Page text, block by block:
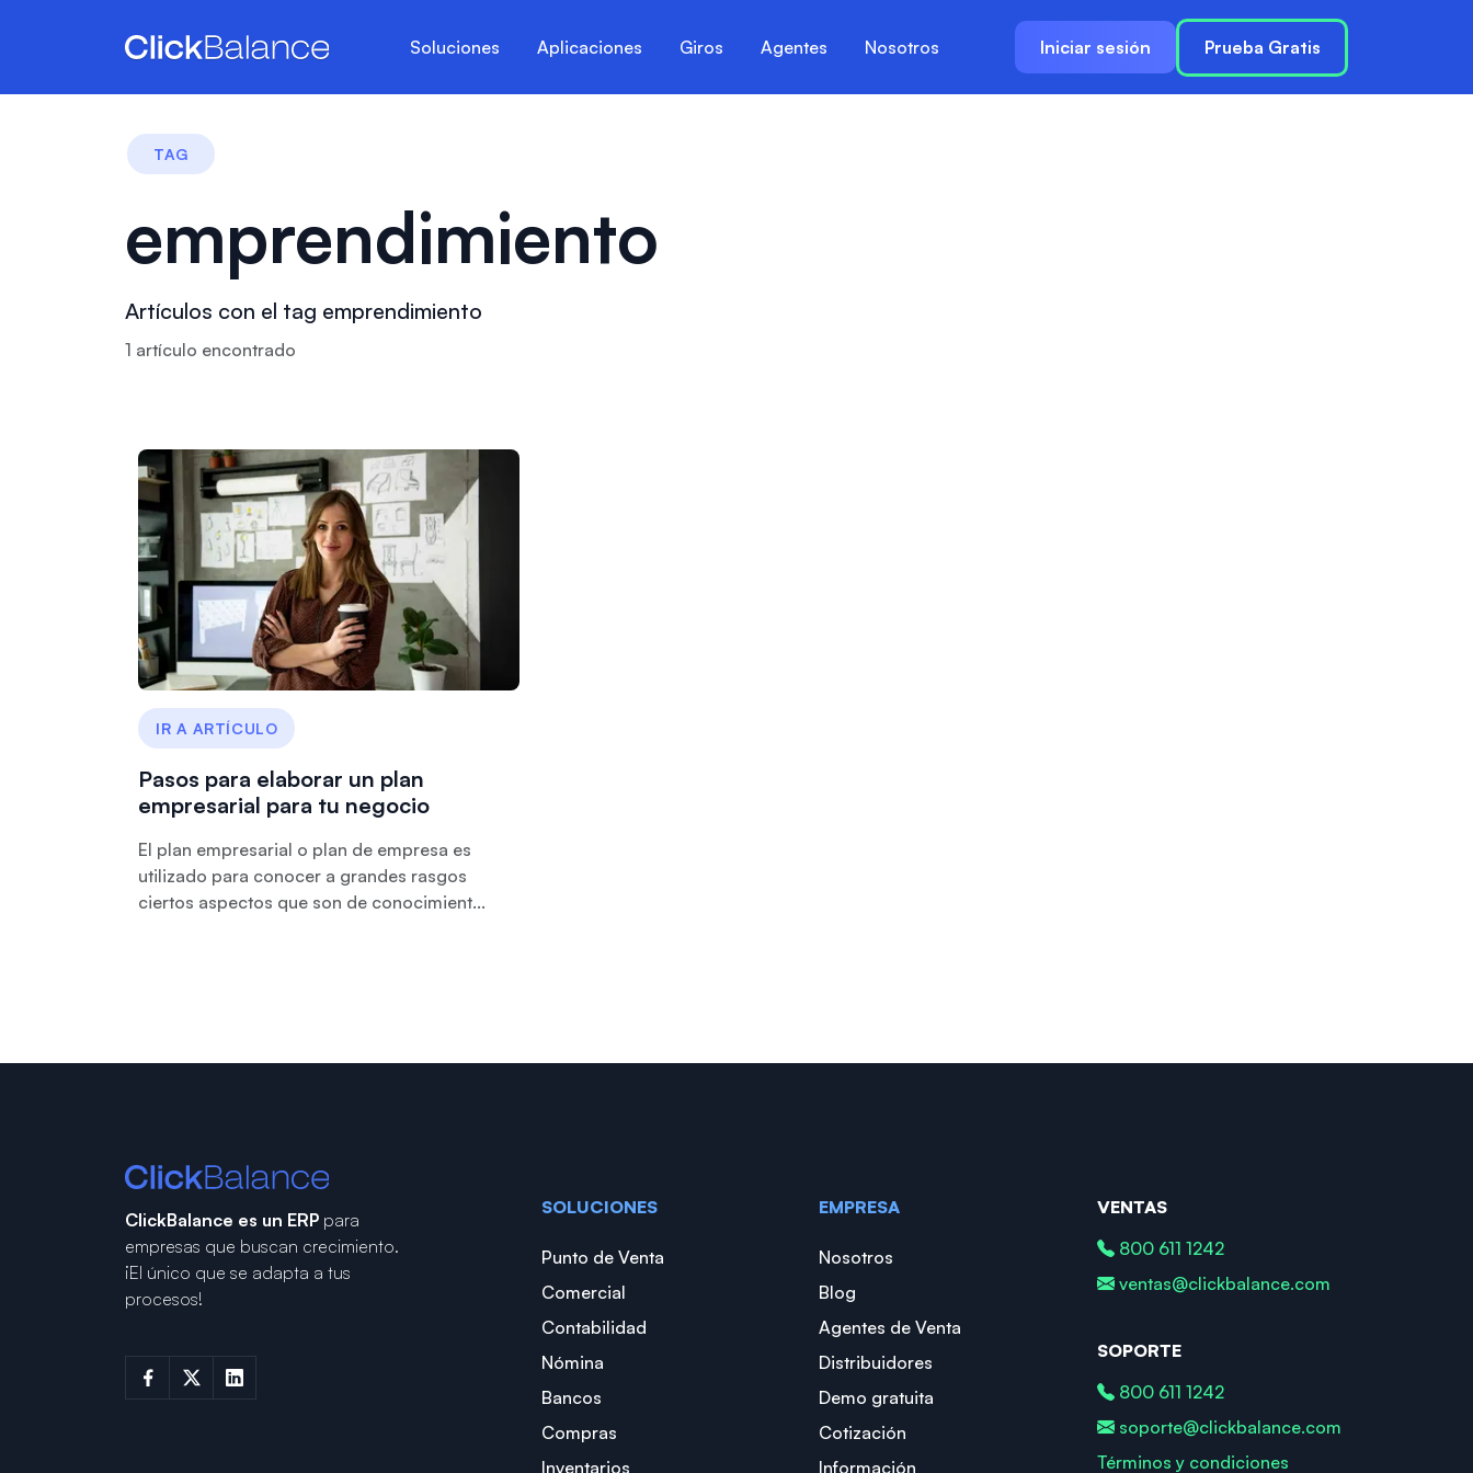
Soluciones Aplicaciones Giros Agentes Nosotros Iniciar sesión Prueba Gratis
TAG
emprendimiento
Artículos con el tag emprendimiento
1 artículo encontrado
IR A ARTÍCULO
Pasos para elaborar un plan
empresarial para tu negocio
El plan empresarial o plan de empresa es
utilizado para conocer a grandes rasgos
ciertos aspectos que son de conocimient...
ClickBalance es un ERP para
empresas que buscan crecimiento.
¡El único que se adapta a tus
procesos!
SOLUCIONES
Punto de Venta
Comercial
Contabilidad
Nómina
Bancos
Compras
Inventarios
EMPRESA
Nosotros
Blog
Agentes de Venta
Distribuidores
Demo gratuita
Cotización
Información
VENTAS
800 611 1242
ventas@clickbalance.com
SOPORTE
800 611 1242
soporte@clickbalance.com
Términos y condiciones